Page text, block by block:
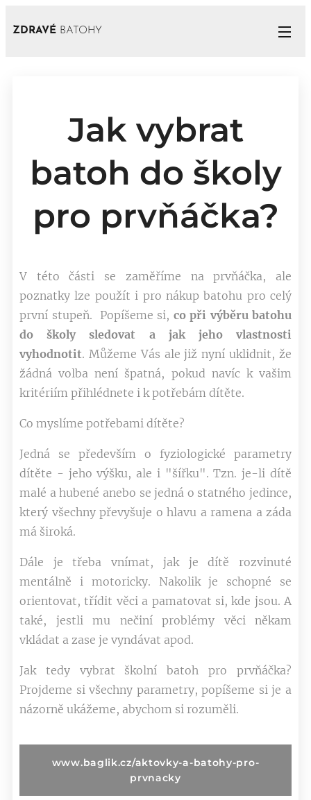
ZDRAVÉ BATOHY
Jak vybrat
batoh do školy
pro prvňáčka?
V této části se zaměříme na prvňáčka, ale
poznatky lze použít i pro nákup batohu pro celý
první stupeň. Popíšeme si, co při výběru batohu
do školy sledovat a jak jeho vlastnosti
vyhodnotit. Můžeme Vás ale již nyní uklidnit, že
žádná volba není špatná, pokud navíc k vašim
kritériím přihlédnete i k potřebám dítěte.
Co myslíme potřebami dítěte?
Jedná se především o fyziologické parametry
dítěte - jeho výšku, ale i "šířku". Tzn. je-li dítě
malé a hubené anebo se jedná o statného jedince,
který všechny převyšuje o hlavu a ramena a záda
má široká.
Dále je třeba vnímat, jak je dítě rozvinuté
mentálně i motoricky. Nakolik je schopné se
orientovat, třídit věci a pamatovat si, kde jsou. A
také, jestli mu nečiní problémy věci někam
vkládat a zase je vyndávat apod.
Jak tedy vybrat školní batoh pro prvňáčka?
Projdeme si všechny parametry, popíšeme si je a
názorně ukážeme, abychom si rozuměli.
www.baglik.cz/aktovky-a-batohy-pro-
prvnacky